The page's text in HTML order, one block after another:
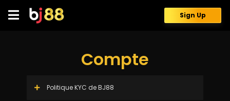
content
Sign Up
Compte
Politique KYC de BJ88